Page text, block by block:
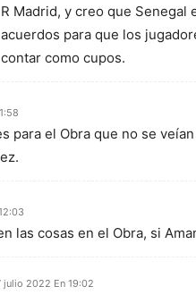
R Madrid, y creo que Senegal
acuerdos para que los
contar como cupos.
para el Obra que no se
las cosas en el Obra, si
julio 2022 En 19:02